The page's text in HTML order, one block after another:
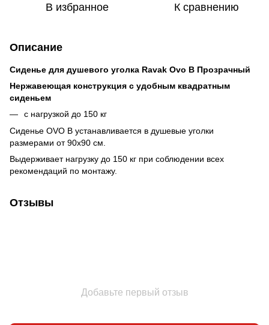
В избранное К сравнению
Описание
Сиденье для душевого уголка Ravak Ovo B Прозрачный
Нержавеющая конструкция с удобным квадратным
сиденьем
с нагрузкой до 150 кг
Сиденье OVO B устанавливается в душевые уголки
размерами от 90x90 см.
Выдерживает нагрузку до 150 кг при соблюдении всех
рекомендаций по монтажу.
Отзывы
Добавьте первый отзыв